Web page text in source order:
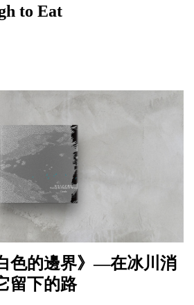
to Eat
色的邊界》—在冰川消
留下的路